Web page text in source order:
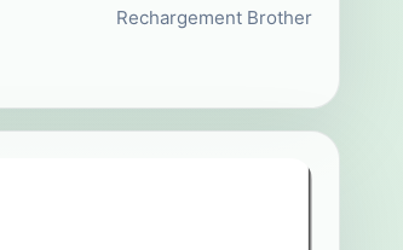
Rechargement Brother